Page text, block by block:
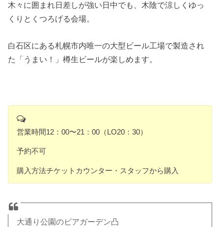
木々に囲まれ日差しが強い日中でも、木陰で涼しくゆっ
くりとくつろげる会場。
白石区にある札幌市内唯一の大型ビール工場で製造され
た「うまい！」樽生ビールが楽しめます。
営業時間12：00〜21：00（LO20：30）
予約不可
購入方法チケットカウンター・スタッフから購入
大通り公園のビアガーデン凸